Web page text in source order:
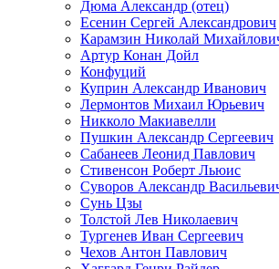
Дюма Александр (отец)
Есенин Сергей Александрович
Карамзин Николай
Артур Конан Дойл
Конфуций
Куприн Александр Иванович
Лермонтов Михаил Юрьевич
Никколо Макиавелли
Пушкин Александр Сергеевич
Сабанеев Леонид Павлович
Стивенсон Роберт Льюис
Суворов Александр
Сунь Цзы
Толстой Лев Николаевич
Тургенев Иван Сергеевич
Чехов Антон Павлович